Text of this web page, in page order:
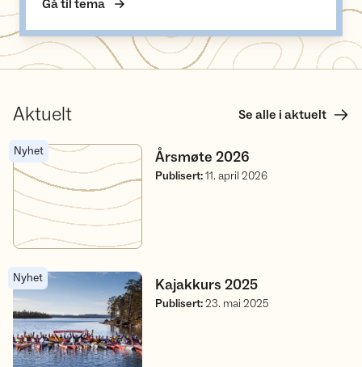
Gå til tema
Aktuelt Se alle i aktuelt
Årsmøte 2026
Nyhet
Publisert:11. april 2026
Årsmøte 2026
Kajakkurs 2025
Nyhet
Publisert:23. mai 2025
Kajakkurs 2025